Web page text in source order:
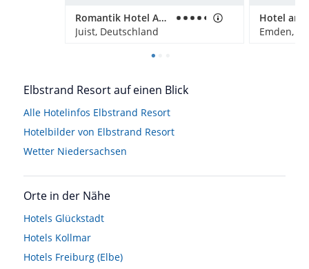
Romantik Hotel Achterdiek
Juist, Deutschland
Hotel am
Emden,
Elbstrand Resort auf einen Blick
Alle Hotelinfos Elbstrand Resort
Hotelbilder von Elbstrand Resort
Wetter Niedersachsen
Orte in der Nähe
Hotels Glückstadt
Hotels Kollmar
Hotels Freiburg (Elbe)